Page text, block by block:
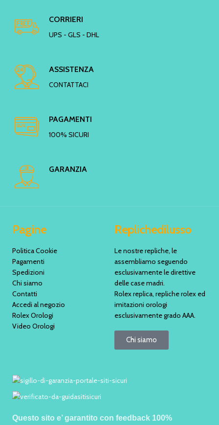
CORRIERI
UPS - GLS - DHL
ASSISTENZA
CONTATTACI
PAGAMENTI
100% SICURI
GARANZIA
Pagine
Politica Cookie
Pagamenti
Spedizioni
Chi siamo
Contatti
Accedi al negozio
Rolex Orologi
Video Orologi
Replichedilusso
Le nostre repliche, le
assembliamo seguendo
esclusivamente le direttive
delle case madri.
Rolex replica, repliche rolex ed
imitazioni orologi
esclusivamente grado AAA.
Chi siamo
Questo sito e’ garantito con feedback 100%